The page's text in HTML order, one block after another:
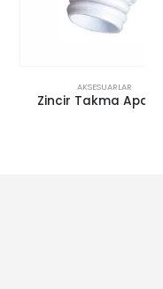
AKSESUARLAR
Zincir Takma Aparatı